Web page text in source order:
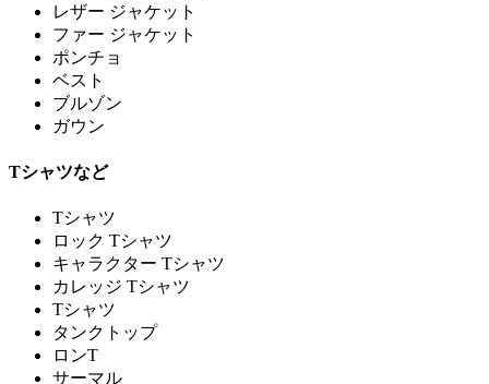
レザー ジャケット
ファー ジャケット
ポンチョ
ベスト
ブルゾン
ガウン
Tシャツなど
Tシャツ
ロック Tシャツ
キャラクター Tシャツ
カレッジ Tシャツ
Tシャツ
タンクトップ
ロンT
サーマル